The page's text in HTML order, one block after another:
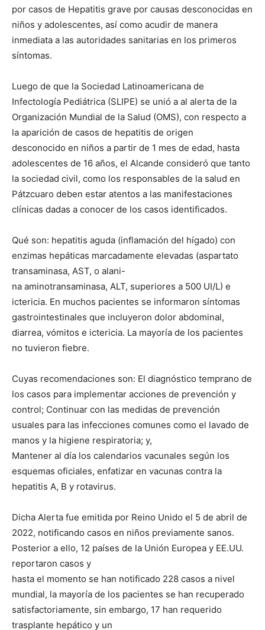
por casos de Hepatitis grave por causas desconocidas en
niños y adolescentes, así como acudir de manera
inmediata a las autoridades sanitarias en los primeros
síntomas.
Luego de que la Sociedad Latinoamericana de
Infectología Pediátrica (SLIPE) se unió a al alerta de la
Organización Mundial de la Salud (OMS), con respecto a
la aparición de casos de hepatitis de origen
desconocido en niños a partir de 1 mes de edad, hasta
adolescentes de 16 años, el Alcande consideró que tanto
la sociedad civil, como los responsables de la salud en
Pátzcuaro deben estar atentos a las manifestaciones
clínicas dadas a conocer de los casos identificados.
Qué son: hepatitis aguda (inflamación del hígado) con
enzimas hepáticas marcadamente elevadas (aspartato
transaminasa, AST, o alani-
na aminotransaminasa, ALT, superiores a 500 UI/L) e
ictericia. En muchos pacientes se informaron síntomas
gastrointestinales que incluyeron dolor abdominal,
diarrea, vómitos e ictericia. La mayoría de los pacientes
no tuvieron fiebre.
Cuyas recomendaciones son: El diagnóstico temprano de
los casos para implementar acciones de prevención y
control; Continuar con las medidas de prevención
usuales para las infecciones comunes como el lavado de
manos y la higiene respiratoria; y,
Mantener al día los calendarios vacunales según los
esquemas oficiales, enfatizar en vacunas contra la
hepatitis A, B y rotavirus.
Dicha Alerta fue emitida por Reino Unido el 5 de abril de
2022, notificando casos en niños previamente sanos.
Posterior a ello, 12 países de la Unión Europea y EE.UU.
reportaron casos y
hasta el momento se han notificado 228 casos a nivel
mundial, la mayoría de los pacientes se han recuperado
satisfactoriamente, sin embargo, 17 han requerido
trasplante hepático y un